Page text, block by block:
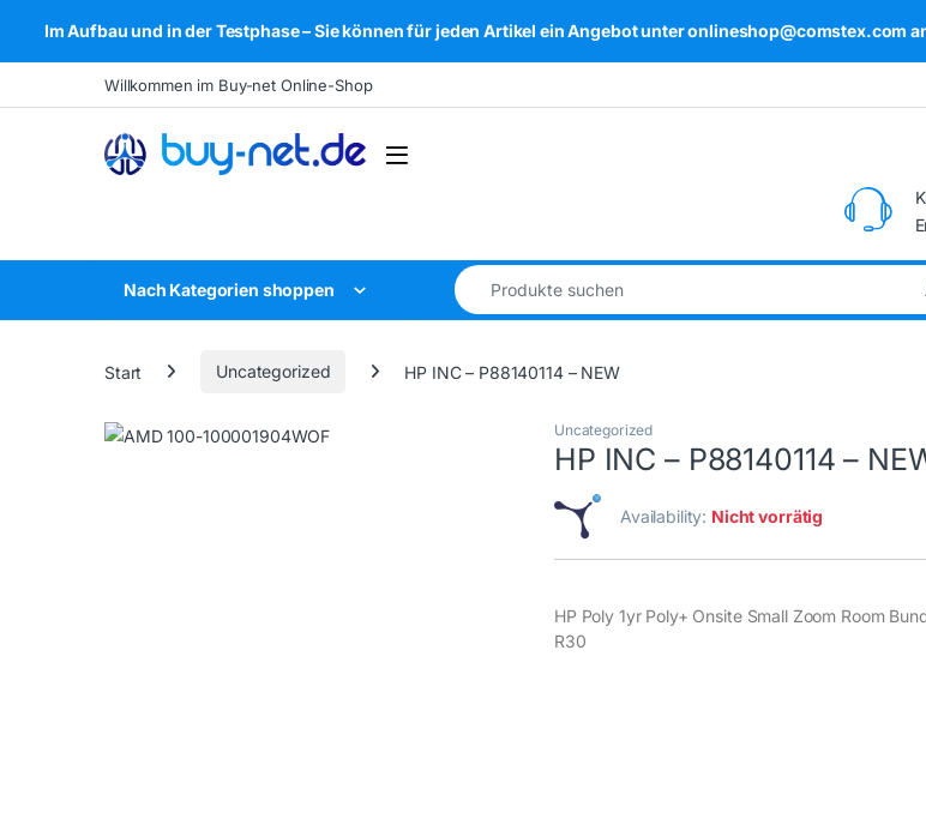
Im Aufbau und in der Testphase – Sie können für jeden Artikel ein Angebot unter onlineshop@comstex.com
Skip to navigation
Skip to contentWillkommen im Buy-net Online-Shop
Open
Nach Kategorien shoppen
Search for:
Start Uncategorized HP INC – P88140114 – NEW
Uncategorized
HP INC – P88140114 –
Availability: Nicht vorrätig
HP Poly 1yr Poly+ Onsite Small Zoom Room
R30